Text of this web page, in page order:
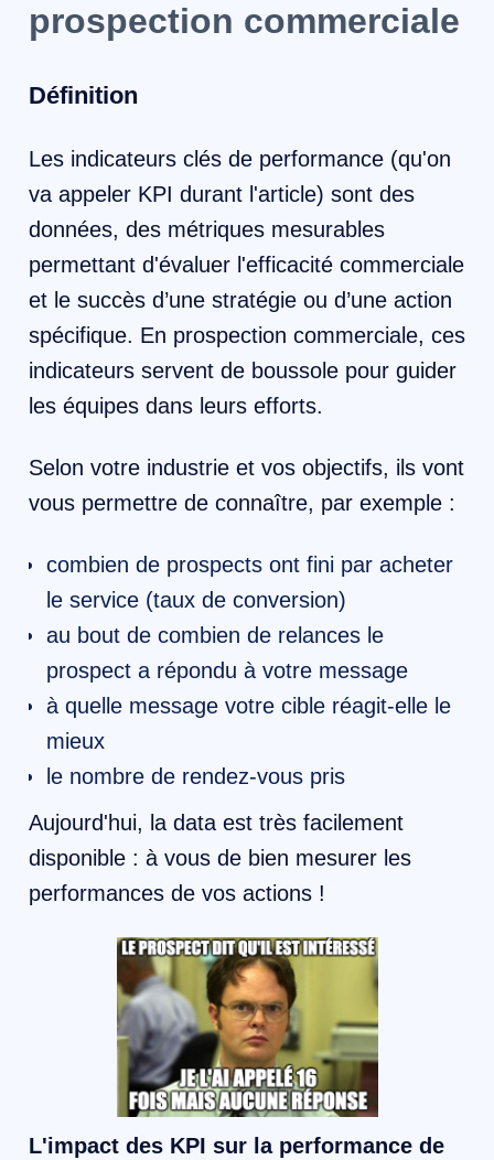
prospection commerciale
Définition
Les indicateurs clés de performance (qu'on
va appeler KPI durant l'article) sont des
données, des métriques mesurables
permettant d'évaluer l'efficacité commerciale
et le succès d’une stratégie ou d’une action
spécifique. En prospection commerciale, ces
indicateurs servent de boussole pour guider
les équipes dans leurs efforts.
Selon votre industrie et vos objectifs, ils vont
vous permettre de connaître, par exemple :
​combien de prospects ont fini par acheter
le service (taux de conversion)
au bout de combien de relances le
prospect a répondu à votre message
à quelle message votre cible réagit-elle le
mieux
le nombre de rendez-vous pris
Aujourd'hui, la data est très facilement
disponible : à vous de bien mesurer les
performances de vos actions !
L'impact des KPI sur la performance de